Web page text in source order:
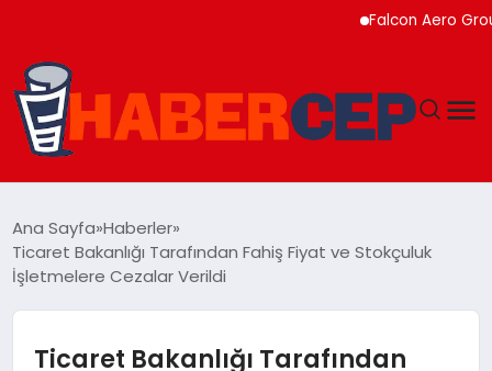
Falcon Aero Group,
GÜNDEM
Ana Sayfa Haberler
Ticaret Bakanlığı Tarafından Fahiş Fiyat ve Stokçuluk
İşletmelere Cezalar Verildi
Ticaret Bakanlığı Tarafından